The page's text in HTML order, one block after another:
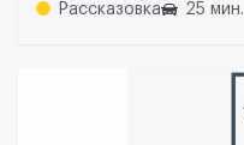
Рассказовка
25 мин.